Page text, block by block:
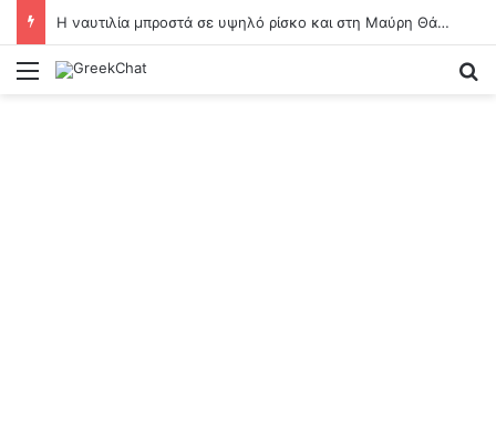
Η ναυτιλία μπροστά σε υψηλό ρίσκο και στη Μαύρη Θάλασσα
Menu